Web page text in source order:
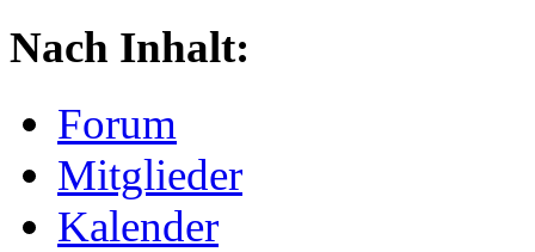
Nach Inhalt:
Forum
Mitglieder
Kalender